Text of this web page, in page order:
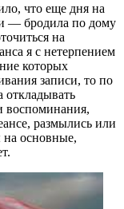
что еще дня на
— бродила по дому
на
я с нетерпением
которых
записи, то по
откладывать
воспоминания,
размылись или
на основные,